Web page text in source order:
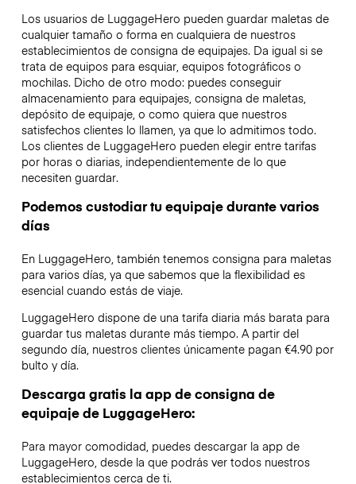
Los usuarios de LuggageHero pueden guardar maletas de
cualquier tamaño o forma en cualquiera de nuestros
establecimientos de consigna de equipajes. Da igual si se
trata de equipos para esquiar, equipos fotográficos o
mochilas. Dicho de otro modo: puedes conseguir
almacenamiento para equipajes, consigna de maletas,
depósito de equipaje, o como quiera que nuestros
satisfechos clientes lo llamen, ya que lo admitimos todo.
Los clientes de LuggageHero pueden elegir entre tarifas
por horas o diarias, independientemente de lo que
necesiten guardar.
Podemos custodiar tu equipaje durante varios
días
En LuggageHero, también tenemos consigna para maletas
para varios días, ya que sabemos que la flexibilidad es
esencial cuando estás de viaje.
LuggageHero dispone de una tarifa diaria más barata para
guardar tus maletas durante más tiempo. A partir del
segundo día, nuestros clientes únicamente pagan €4.90 por
bulto y día.
Descarga gratis la app de consigna de
equipaje de LuggageHero:
Para mayor comodidad, puedes descargar la app de
LuggageHero, desde la que podrás ver todos nuestros
establecimientos cerca de ti.